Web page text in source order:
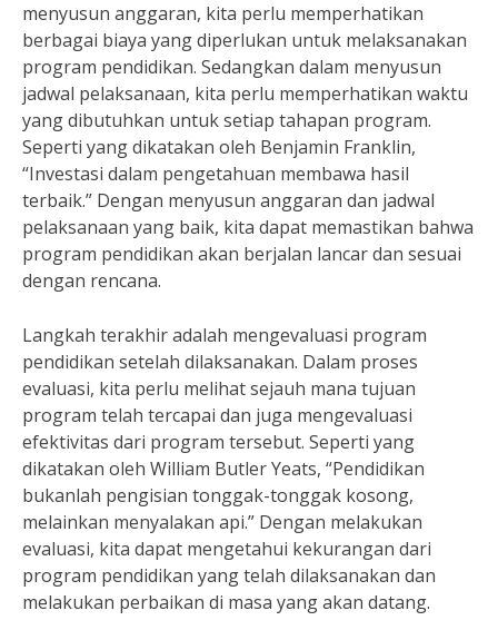
menyusun anggaran, kita perlu memperhatikan
berbagai biaya yang diperlukan untuk melaksanakan
program pendidikan. Sedangkan dalam menyusun
jadwal pelaksanaan, kita perlu memperhatikan waktu
yang dibutuhkan untuk setiap tahapan program.
Seperti yang dikatakan oleh Benjamin Franklin,
“Investasi dalam pengetahuan membawa hasil
terbaik.” Dengan menyusun anggaran dan jadwal
pelaksanaan yang baik, kita dapat memastikan bahwa
program pendidikan akan berjalan lancar dan sesuai
dengan rencana.
Langkah terakhir adalah mengevaluasi program
pendidikan setelah dilaksanakan. Dalam proses
evaluasi, kita perlu melihat sejauh mana tujuan
program telah tercapai dan juga mengevaluasi
efektivitas dari program tersebut. Seperti yang
dikatakan oleh William Butler Yeats, “Pendidikan
bukanlah pengisian tonggak-tonggak kosong,
melainkan menyalakan api.” Dengan melakukan
evaluasi, kita dapat mengetahui kekurangan dari
program pendidikan yang telah dilaksanakan dan
melakukan perbaikan di masa yang akan datang.